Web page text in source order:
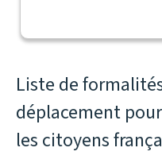
Liste de
déplacement
les citoyens